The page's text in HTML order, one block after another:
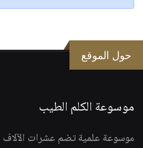
حول الموقع
موسوعة الكلم الطيب
موسوعة علمية تضم عشرات الآلاف